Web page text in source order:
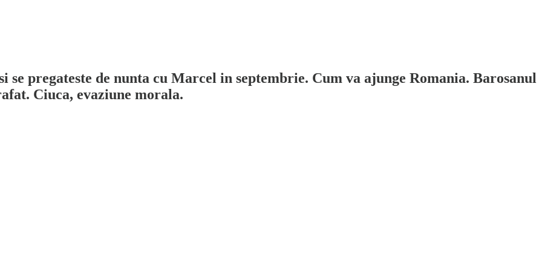
se pregateste de nunta cu Marcel in septembrie. Cum va ajunge Romania. Barosanul
Ciuca, evaziune morala.